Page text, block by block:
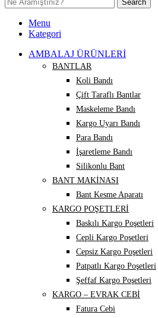
Search
Menu
Kategori
AMBALAJ ÜRÜNLERİ
BANTLAR
Koli Bandı
Çift Taraflı Bantlar
Maskeleme Bandı
Kargo Uyarı Bandı
Para Bandı
İşaretleme Bandı
Silikonlu Bant
BANT MAKİNASI
Bant Kesme Aparatı
KARGO POŞETLERİ
Baskılı Kargo Poşetleri
Cepli Kargo Poşetleri
Cepsiz Kargo Poşetleri
Patpatlı Kargo Poşetleri
Şeffaf Kargo Poşetleri
KARGO – EVRAK CEBİ
Fatura Cebi